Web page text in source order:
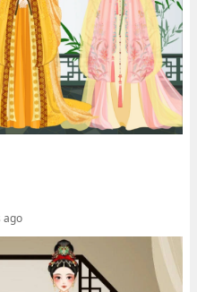
ago